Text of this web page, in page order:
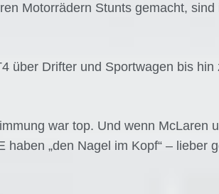
Motorrädern Stunts gemacht,
über Drifter und Sportwagen bis hin
war top. Und wenn McLaren
„den Nagel im Kopf“ – lieber